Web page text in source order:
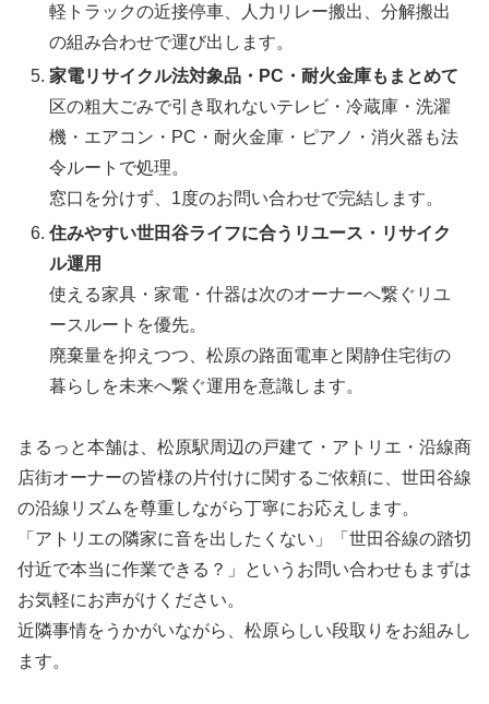
軽トラックの近接停車、人力リレー搬出、分解搬出
の組み合わせで運び出します。
家電リサイクル法対象品・PC・耐火金庫もまとめて
区の粗大ごみで引き取れないテレビ・冷蔵庫・洗濯
機・エアコン・PC・耐火金庫・ピアノ・消火器も法
令ルートで処理。
窓口を分けず、1度のお問い合わせで完結します。
住みやすい世田谷ライフに合うリユース・リサイク
ル運用
使える家具・家電・什器は次のオーナーへ繋ぐリユ
ースルートを優先。
廃棄量を抑えつつ、松原の路面電車と閑静住宅街の
暮らしを未来へ繋ぐ運用を意識します。
まるっと本舗は、松原駅周辺の戸建て・アトリエ・沿線商
店街オーナーの皆様の片付けに関するご依頼に、世田谷線
の沿線リズムを尊重しながら丁寧にお応えします。
「アトリエの隣家に音を出したくない」「世田谷線の踏切
付近で本当に作業できる？」というお問い合わせもまずは
お気軽にお声がけください。
近隣事情をうかがいながら、松原らしい段取りをお組みし
ます。